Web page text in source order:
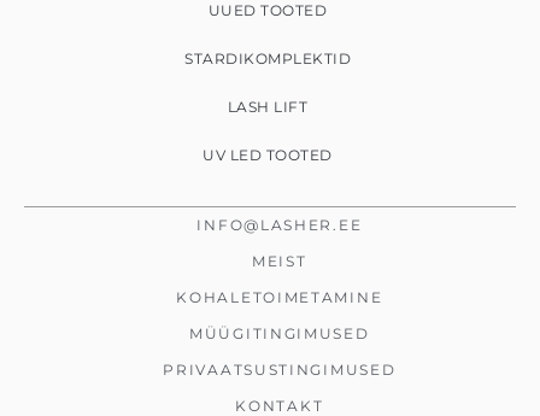
UUED TOOTED
STARDIKOMPLEKTID
LASH LIFT
UV LED TOOTED
INFO@LASHER.EE
MEIST
KOHALETOIMETAMINE
MÜÜGITINGIMUSED
PRIVAATSUSTINGIMUSED
KONTAKT